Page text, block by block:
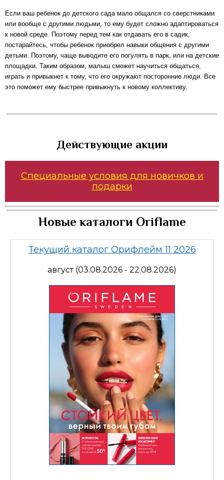
Если ваш ребенок до детского сада мало общался со сверстниками
или вообще с другими людьми, то ему будет сложно адаптироваться
к новой среде. Поэтому перед тем как отдавать его в садик,
постарайтесь, чтобы ребенок приобрел навыки общения с другими
детьми. Поэтому, чаще выводите его погулять в парк, или на детские
площадки. Таким образом, малыш сможет научиться общаться,
играть и привыкнет к тому, что его окружают посторонние люди. Все
это поможет ему быстрее привыкнуть к новому коллективу.
Действующие акции
Специальные условия для новичков и
подарки
Новые каталоги Oriflame
Текущий каталог Орифлейм 11 2026
август (03.08.2026 - 22.08.2026)